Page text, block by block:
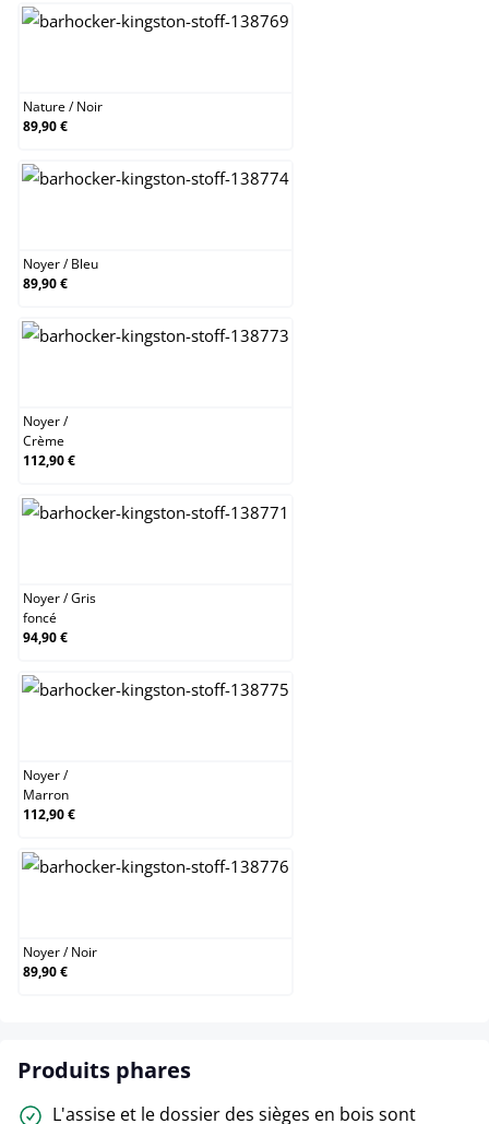
Nature/Noir
89,90 €
Noyer/Bleu
89,90 €
Noyer/
Crème
112,90 €
Noyer/Gris
foncé
94,90 €
Noyer/
Marron
112,90 €
Noyer/Noir
89,90 €
Produits phares
L'assise et le dossier des sièges en bois sont